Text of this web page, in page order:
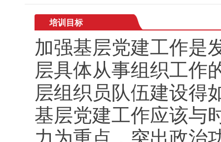
培训目标
加强基层党建工作是
层具体从事组织工作
层组织员队伍建设得
基层党建工作应该与